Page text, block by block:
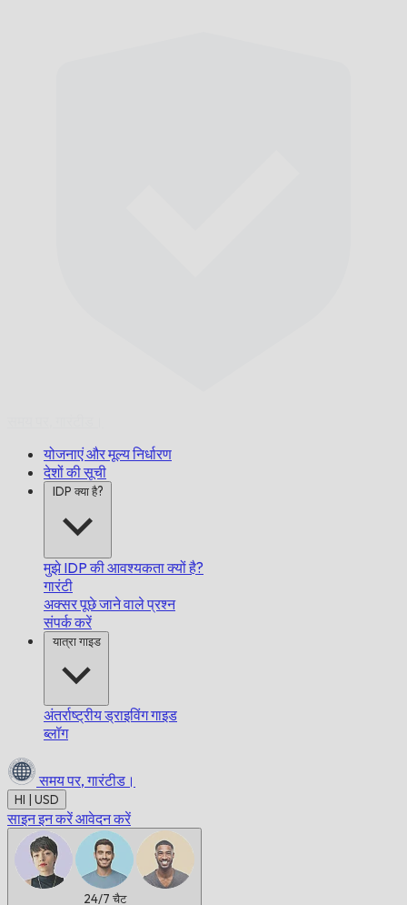
योजनाएं और मूल्य निर्धारण
देशों की सूची
IDP क्या है?
मुझे IDP की आवश्यकता क्यों है?
गारंटी
अक्सर पूछे जाने वाले प्रश्न
संपर्क करें
यात्रा गाइड
अंतर्राष्ट्रीय ड्राइविंग गाइड
ब्लॉग
समय पर, गारंटीड।
HI | USD
साइन इन करेंआवेदन करें
24/7 चैट